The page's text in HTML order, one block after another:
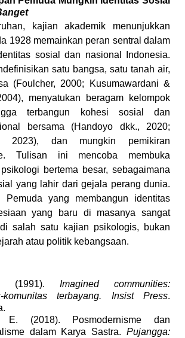
kajian akademik menunjukkan
1928 memainkan peran sentral dalam
sosial dan nasional Indonesia.
satu bangsa, satu tanah air,
(Foulcher, 2000; Kusumawardani &
menyatukan beragam kelompok
terbangun kohesi sosial dan
bersama (Handoyo dkk., 2020;
2023), dan mungkin pemikiran
Tulisan ini mencoba membuka
bertema besar, sebagaimana
yang lahir dari gejala perang dunia.
Pemuda yang membangun identitas
yang baru di masanya sangat
salah satu kajian psikologis, bukan
atau politik kebangsaan.
(1991). Imagined communities:
komunitas terbayang. Insist Press.
E. (2018). Posmodernisme dan
dalam Karya Sastra. Pujangga: